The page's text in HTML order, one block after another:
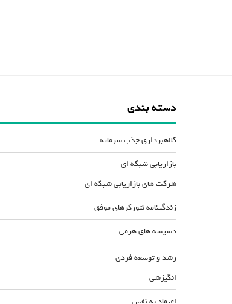
دسته بندی
کلاهبرداری جذب سرمایه
بازاریابی شبکه ای
شرکت های بازاریابی شبکه ای
زندگینامه نتورکرهای موفق
دسیسه های هرمی
رشد و توسعه فردی
انگیزشی
اعتماد به نفس